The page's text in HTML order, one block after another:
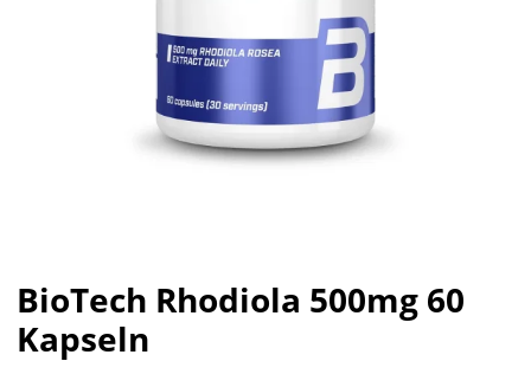
BioTech Rhodiola 500mg 60
Kapseln